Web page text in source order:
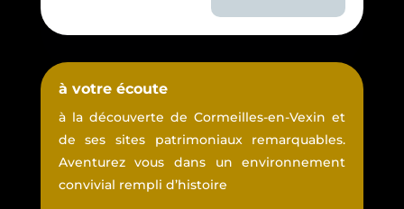
à votre écoute
à la découverte de Cormeilles-en-Vexin et
de ses sites patrimoniaux remarquables.
Aventurez vous dans un environnement
convivial rempli d’histoire